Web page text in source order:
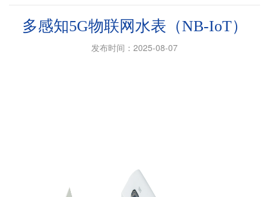
多感知5G物联网水表（NB-IoT）
发布时间：2025-08-07